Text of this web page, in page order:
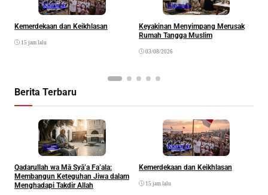
Khazanah
Kemerdekaan dan Keikhlasan
15 jam lalu
Khazanah
Keyakinan Menyimpang Merusak
Rumah Tangga Muslim
03/08/2026
Berita Terbaru
Ibadah
Qadarullah wa Mā Syā’a Fa’ala:
Membangun Keteguhan Jiwa dalam
Menghadapi Takdir Allah
Khazanah
Kemerdekaan dan Keikhlasan
15 jam lalu